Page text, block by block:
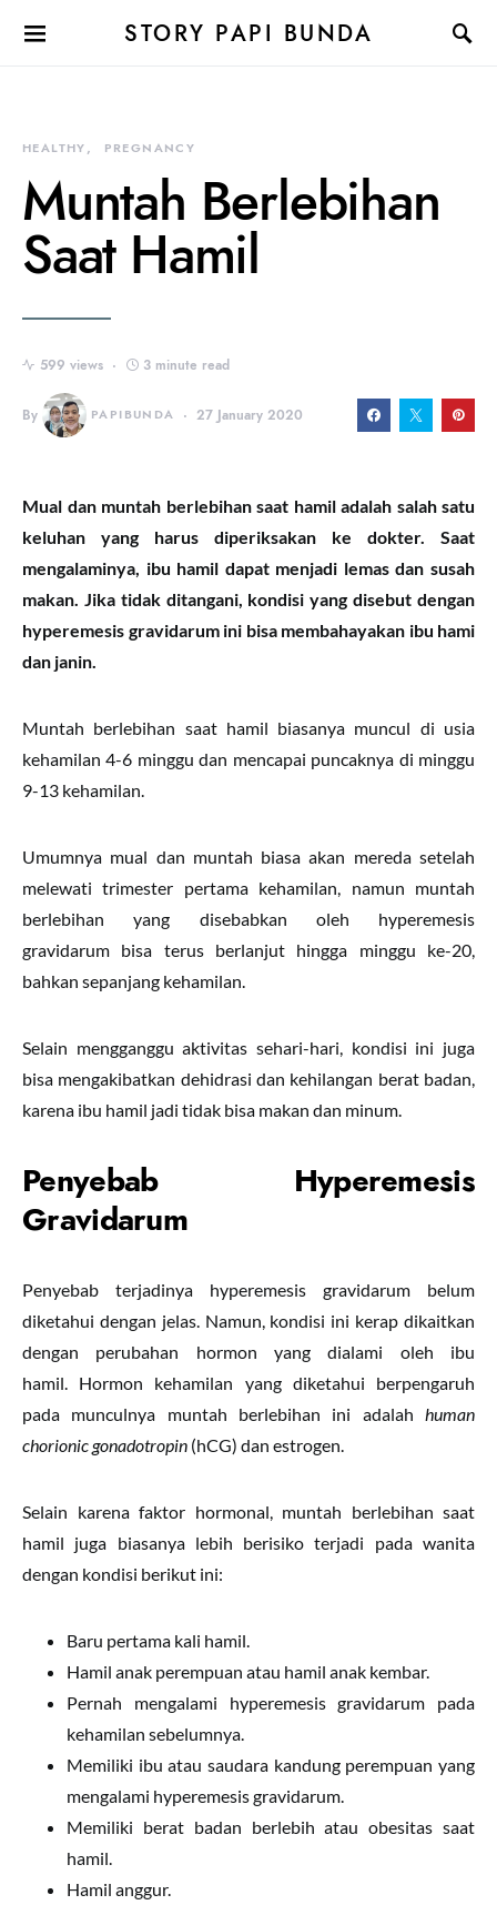
STORY PAPI BUNDA
HEALTHY PREGNANCY
Muntah Berlebihan
Saat Hamil
599 views 3 minute read
By PAPIBUNDA 27 January 2020
Mual dan muntah berlebihan saat hamil adalah salah satu
keluhan yang harus diperiksakan ke dokter. Saat
mengalaminya, ibu hamil dapat menjadi lemas dan susah
makan. Jika tidak ditangani, kondisi yang disebut dengan
hyperemesis gravidarum ini bisa membahayakan ibu hami
dan janin.
Muntah berlebihan saat hamil biasanya muncul di usia
kehamilan 4-6 minggu dan mencapai puncaknya di minggu
9-13 kehamilan.
Umumnya mual dan muntah biasa akan mereda setelah
melewati trimester pertama kehamilan, namun muntah
berlebihan yang disebabkan oleh hyperemesis
gravidarum bisa terus berlanjut hingga minggu ke-20,
bahkan sepanjang kehamilan.
Selain mengganggu aktivitas sehari-hari, kondisi ini juga
bisa mengakibatkan dehidrasi dan kehilangan berat badan,
karena ibu hamil jadi tidak bisa makan dan minum.
Penyebab Hyperemesis
Gravidarum
Penyebab terjadinya hyperemesis gravidarum belum
diketahui dengan jelas. Namun, kondisi ini kerap dikaitkan
dengan perubahan hormon yang dialami oleh ibu
hamil. Hormon kehamilan yang diketahui berpengaruh
pada munculnya muntah berlebihan ini adalah human
chorionic gonadotropin (hCG) dan estrogen.
Selain karena faktor hormonal, muntah berlebihan saat
hamil juga biasanya lebih berisiko terjadi pada wanita
dengan kondisi berikut ini:
Baru pertama kali hamil.
Hamil anak perempuan atau hamil anak kembar.
Pernah mengalami hyperemesis gravidarum pada
kehamilan sebelumnya.
Memiliki ibu atau saudara kandung perempuan yang
mengalami hyperemesis gravidarum.
Memiliki berat badan berlebih atau obesitas saat
hamil.
Hamil anggur.